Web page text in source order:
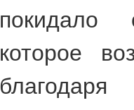
покидало
которое